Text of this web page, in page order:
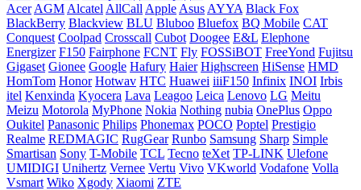
Acer AGM Alcatel AllCall Apple Asus AYYA Black Fox
BlackBerry Blackview BLU Bluboo Bluefox BQ Mobile CAT
Conquest Coolpad Crosscall Cubot Doogee E&L Elephone
Energizer F150 Fairphone FCNT Fly FOSSiBOT FreeYond Fujitsu
Gigaset Gionee Google Hafury Haier Highscreen HiSense HMD
HomTom Honor Hotwav HTC Huawei iiiF150 Infinix INOI Irbis
itel Kenxinda Kyocera Lava Leagoo Leica Lenovo LG Meitu
Meizu Motorola MyPhone Nokia Nothing nubia OnePlus Oppo
Oukitel Panasonic Philips Phonemax POCO Poptel Prestigio
Realme REDMAGIC RugGear Runbo Samsung Sharp Simple
Smartisan Sony T-Mobile TCL Tecno teXet TP-LINK Ulefone
UMIDIGI Unihertz Vernee Vertu Vivo VKworld Vodafone Volla
Vsmart Wiko Xgody Xiaomi ZTE